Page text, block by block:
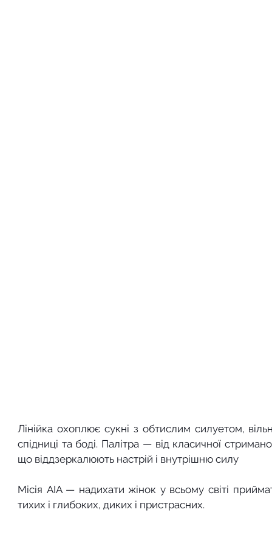
Лінійка охоплює сукні з обтислим силуетом,
спідниці та боді. Палітра — від класичної
що віддзеркалюють настрій і внутрішню силу
Місія AIA — надихати жінок у всьому світі
тихих і глибоких, диких і пристрасних.